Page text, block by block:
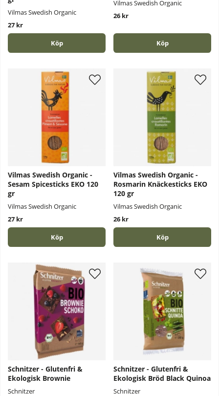
Vilmas Swedish Organic
27 kr
Köp
Vilmas Swedish Organic
26 kr
Köp
Vilmas Swedish Organic -
Sesam Spicesticks EKO 120
gr
Vilmas Swedish Organic
27 kr
Köp
Vilmas Swedish Organic -
Rosmarin Knäckesticks EKO
120 gr
Vilmas Swedish Organic
26 kr
Köp
Schnitzer - Glutenfri &
Ekologisk Brownie
Schnitzer
Schnitzer - Glutenfri &
Ekologisk Bröd Black Quinoa
Schnitzer